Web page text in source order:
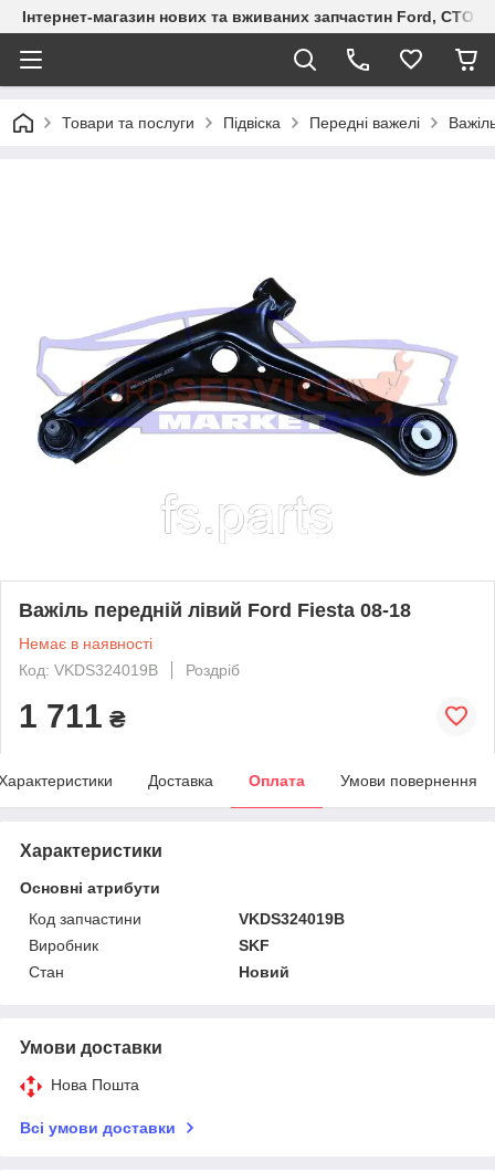
Інтернет-магазин нових та вживаних запчастин Ford, СТО
Товари та послуги Підвіска Передні важелі
Важіль передній лівий Ford Fiesta 08-18
Немає в наявності
Код: VKDS324019B
Роздріб
1 711 ₴
Доставка Оплата Умови повернення
Характеристики
Основні атрибути
Код запчастини
VKDS324019B
Виробник
SKF
Стан
Новий
Умови доставки
Нова Пошта
Всі умови доставки